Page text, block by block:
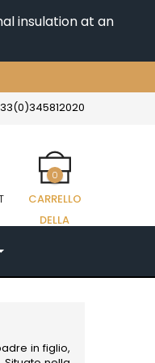
insulation at an
CARRELLO
DELLA
0
in figlio,